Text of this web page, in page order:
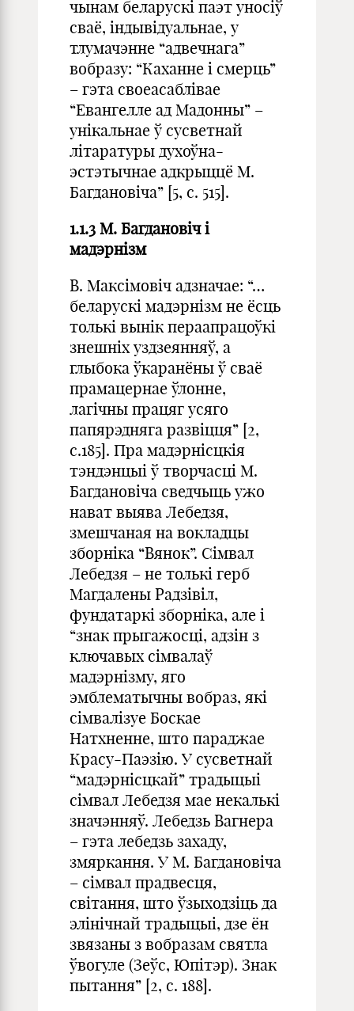
чынам беларускі паэт уносіў
сваё, індывідуальнае, у
тлумачэнне “адвечнага”
вобразу: “Каханне і смерць”
– гэта своеасаблівае
“Евангелле ад Мадонны” –
унікальнае ў сусветнай
літаратуры духоўна-
эстэтычнае адкрыццё М.
Багдановіча” [5, с. 515].
1.1.3 М. Багдановіч і
мадэрнізм
В. Максімовіч адзначае: “…
беларускі мадэрнізм не ёсць
толькі вынік пераапрацоўкі
знешніх уздзеянняў, а
глыбока ўкаранёны ў сваё
прамацернае ўлонне,
лагічны працяг усяго
папярэдняга развіцця” [2,
с.185]. Пра мадэрнісцкія
тэндэнцыі ў творчасці М.
Багдановіча сведчыць ужо
нават выява Лебедзя,
змешчаная на вокладцы
зборніка “Вянок”. Сімвал
Лебедзя – не толькі герб
Магдалены Радзівіл,
фундатаркі зборніка, але і
“знак прыгажосці, адзін з
ключавых сімвалаў
мадэрнізму, яго
эмблематычны вобраз, які
сімвалізуе Боскае
Натхненне, што параджае
Красу-Паэзію. У сусветнай
“мадэрнісцкай” традыцыі
сімвал Лебедзя мае некалькі
значэнняў. Лебедзь Вагнера
– гэта лебедзь захаду,
змяркання. У М. Багдановіча
– сімвал прадвесця,
світання, што ўзыходзіць да
элінічнай традыцыі, дзе ён
звязаны з вобразам святла
ўвогуле (Зеўс, Юпітэр). Знак
пытання” [2, с. 188].